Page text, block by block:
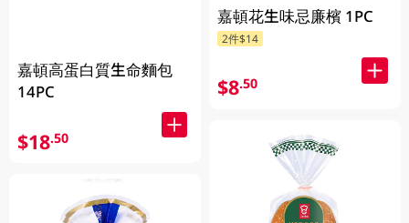
嘉頓高蛋白質生命麵包
14PC
$18.50
嘉頓花生味忌廉檳 1PC
2件$14
$8.50